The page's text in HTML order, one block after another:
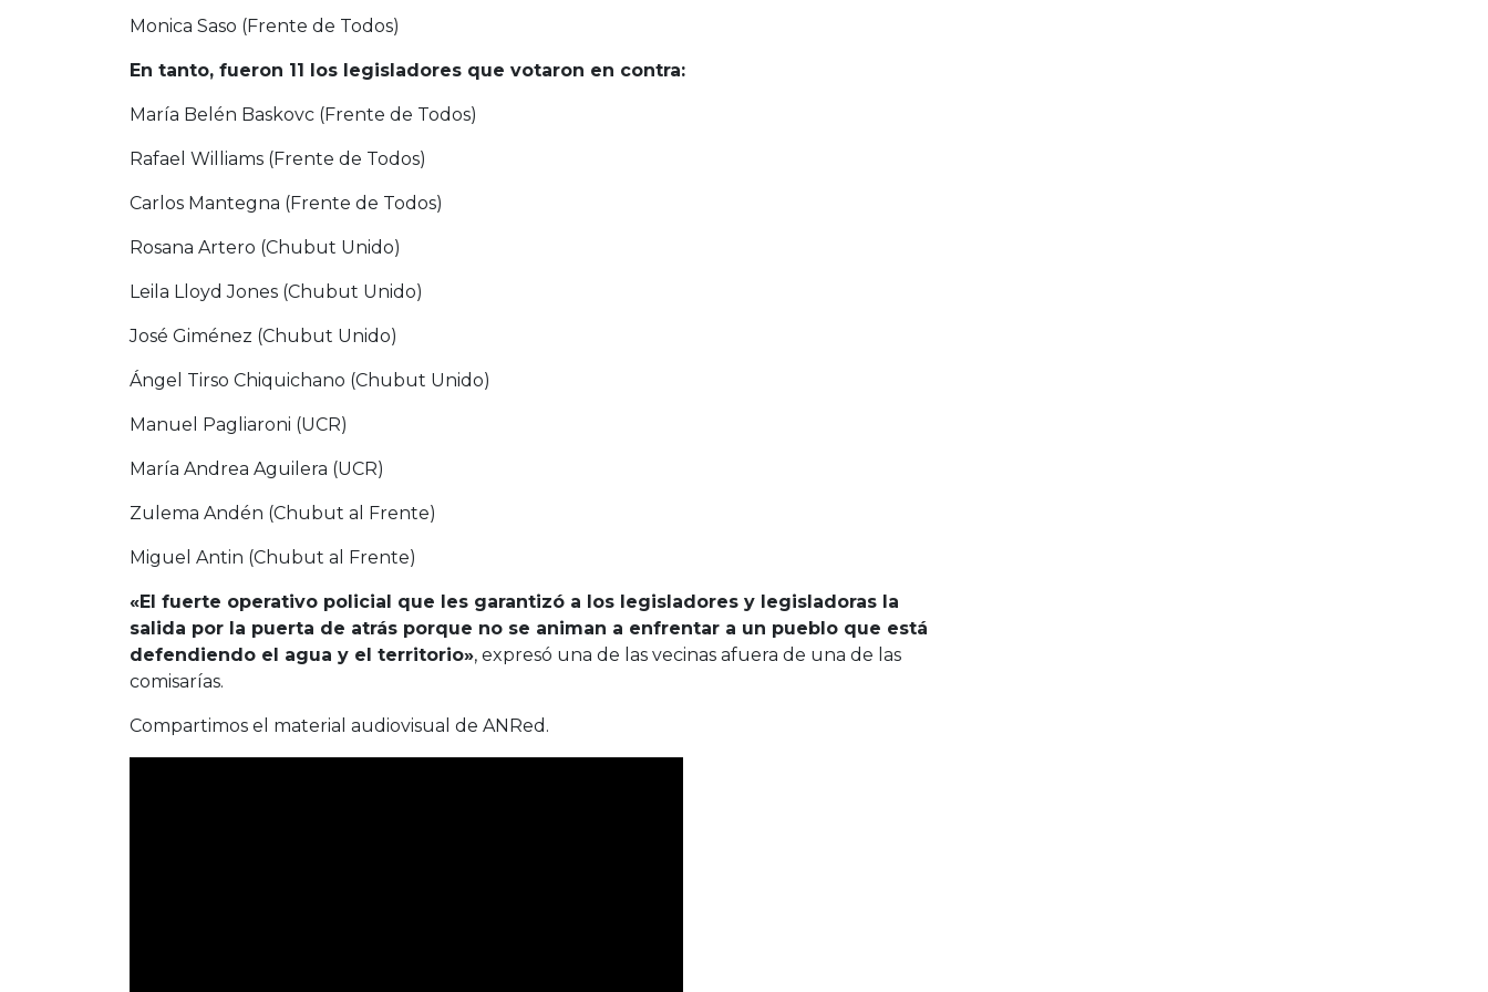
Monica Saso (Frente de Todos)
En tanto, fueron 11 los legisladores que votaron en contra:
María Belén Baskovc (Frente de Todos)
Rafael Williams (Frente de Todos)
Carlos Mantegna (Frente de Todos)
Rosana Artero (Chubut Unido)
Leila Lloyd Jones (Chubut Unido)
José Giménez (Chubut Unido)
Ángel Tirso Chiquichano (Chubut Unido)
Manuel Pagliaroni (UCR)
María Andrea Aguilera (UCR)
Zulema Andén (Chubut al Frente)
Miguel Antin (Chubut al Frente)
«El fuerte operativo policial que les garantizó a los legisladores y legisladoras la
salida por la puerta de atrás porque no se animan a enfrentar a un pueblo que está
defendiendo el agua y el territorio», expresó una de las vecinas afuera de una de las
comisarías.
Compartimos el material audiovisual de ANRed.